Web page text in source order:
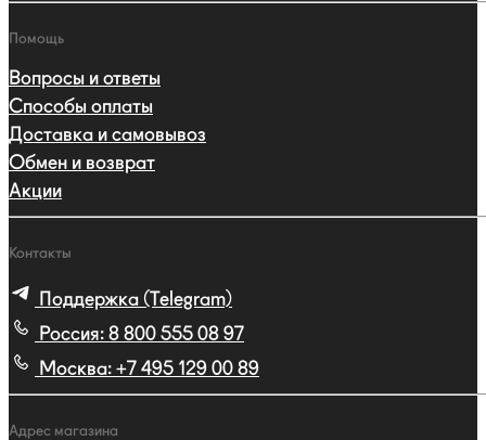
Помощь
Вопросы и ответы
Способы оплаты
Доставка и самовывоз
Обмен и возврат
Акции
Контакты
Поддержка (Telegram)
Россия: 8 800 555 08 97
Москва: +7 495 129 00 89
Адрес магазина